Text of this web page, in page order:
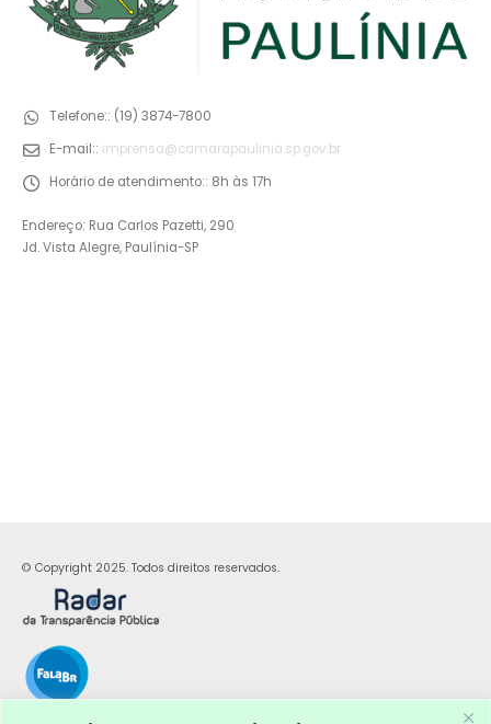
Telefone:: (19) 3874-7800
E-mail:: imprensa@camarapaulinia.sp.gov.br
Horário de atendimento:: 8h às 17h
Endereço: Rua Carlos Pazetti, 290
Jd. Vista Alegre, Paulínia-SP
© Copyright 2025. Todos direitos reservados.